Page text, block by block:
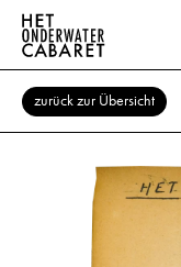
zurück zur Übersicht